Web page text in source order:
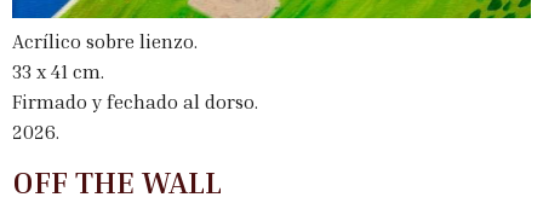
Acrílico sobre lienzo.
33 x 41 cm.
Firmado y fechado al dorso.
2026.
OFF THE WALL